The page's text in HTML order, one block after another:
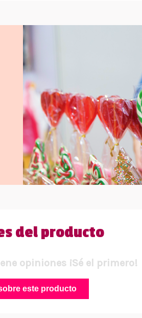
del producto
opiniones ¡Sé el primero!
este producto